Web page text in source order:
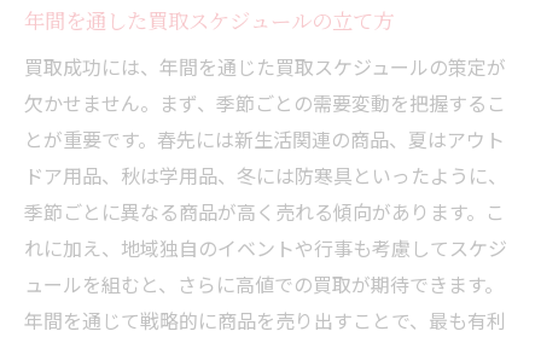
年間を通した買取スケジュールの立て方
買取成功には、年間を通じた買取スケジュールの策定が
欠かせません。まず、季節ごとの需要変動を把握するこ
とが重要です。春先には新生活関連の商品、夏はアウト
ドア用品、秋は学用品、冬には防寒具といったように、
季節ごとに異なる商品が高く売れる傾向があります。こ
れに加え、地域独自のイベントや行事も考慮してスケジ
ュールを組むと、さらに高値での買取が期待できます。
年間を通じて戦略的に商品を売り出すことで、最も有利